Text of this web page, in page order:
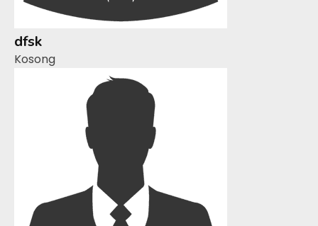
dfsk
Kosong